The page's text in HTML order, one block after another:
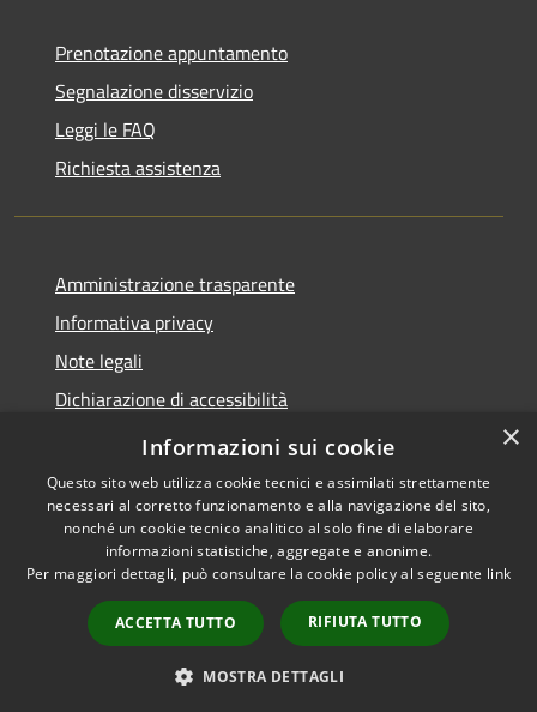
Prenotazione appuntamento
Segnalazione disservizio
Leggi le FAQ
Richiesta assistenza
Amministrazione trasparente
Informativa privacy
Note legali
Dichiarazione di accessibilità
Link app municipium
Accessibilità
Copyright © 2026 • Comune di
Bardolino • Powered by
Municipium•
Accesso
redazione
×
Informazioni sui cookie
Questo sito web utilizza cookie tecnici e assimilati strettamente
necessari al corretto funzionamento e alla navigazione del sito,
nonché un cookie tecnico analitico al solo fine di elaborare
informazioni statistiche, aggregate e anonime.
Per maggiori dettagli, può consultare la cookie policy al seguente link
ACCETTA TUTTO RIFIUTA TUTTO
MOSTRA DETTAGLI